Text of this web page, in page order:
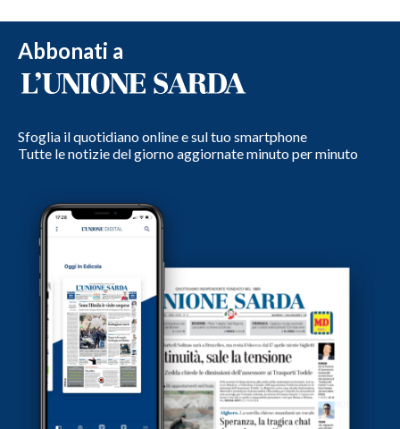
Abbonati a
Sfoglia il quotidiano online e sul tuo smartphone
Tutte le notizie del giorno aggiornate minuto per minuto